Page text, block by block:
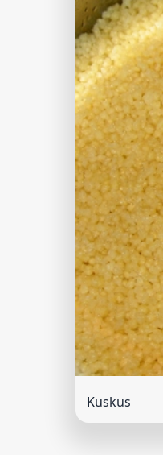
Kuskus